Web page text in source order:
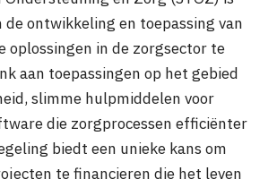
ontwikkeling en toepassing van
oplossingen in de zorgsector te
aan toepassingen op het gebied
slimme hulpmiddelen voor
die zorgprocessen efficiënter
biedt een unieke kans om
te financieren die het leven